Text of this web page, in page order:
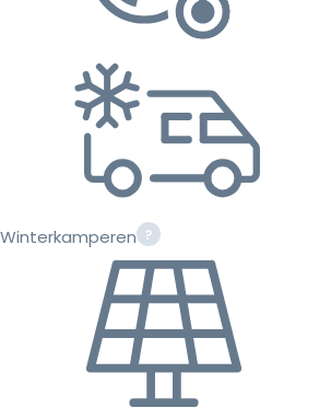
Winterkamperen